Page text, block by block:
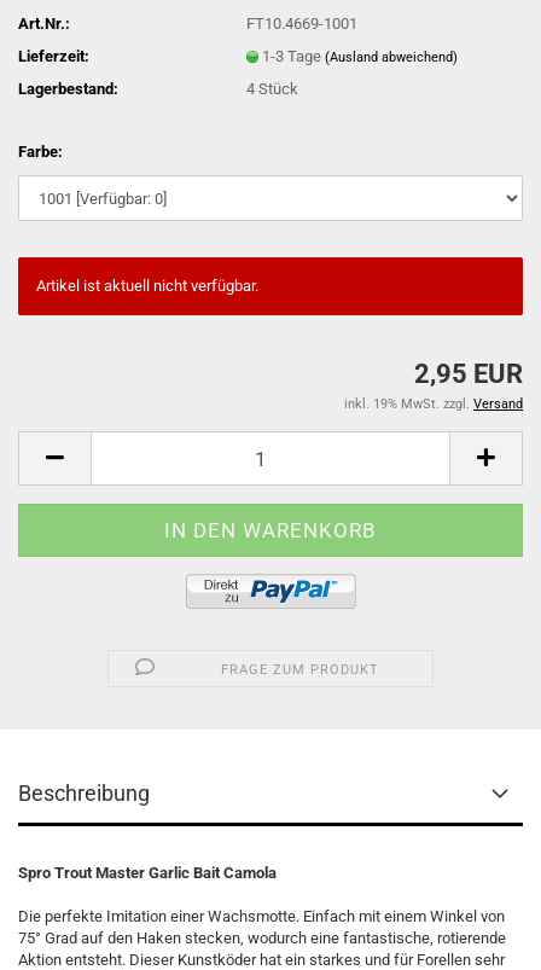
Art.Nr.:
FT10.4669-1001
Lieferzeit:
1-3 Tage(Ausland abweichend)
Lagerbestand: 4Stück
Farbe:
Artikel ist aktuell nicht verfügbar.
2,95 EUR
inkl. 19% MwSt. zzgl. Versand
FRAGE ZUM PRODUKT
Beschreibung
Spro Trout Master Garlic Bait Camola
Die perfekte Imitation einer Wachsmotte. Einfach mit einem Winkel von
75° Grad auf den Haken stecken, wodurch eine fantastische, rotierende
Aktion entsteht. Dieser Kunstköder hat ein starkes und für Forellen sehr